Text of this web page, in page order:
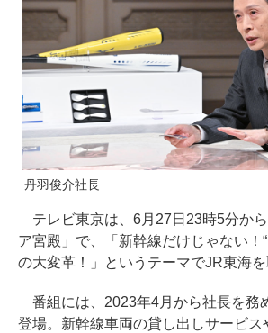
丹羽俊介社長
テレビ東京は、6月27日23時5分か
ア宮殿」で、「新幹線だけじゃない！
の大変革！」というテーマでJR東海を
番組には、2023年4月から社長を務
登場。新幹線車両の貸し出しサービス